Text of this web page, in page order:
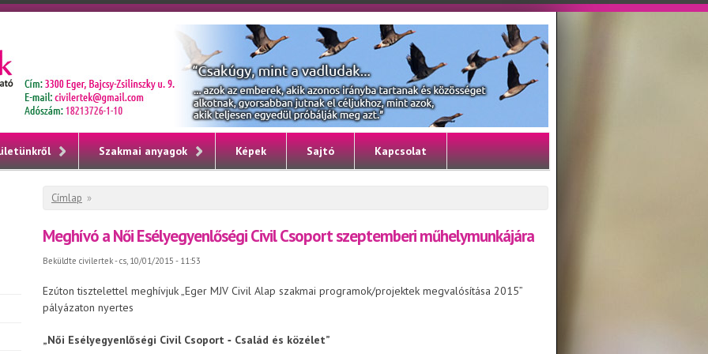
Szakmai anyagok Képek Sajtó Kapcsolat
Jelenlegi hely
Címlap »
Meghívó a Női Esélyegyenlőségi Civil Csoport szeptemberi műhelymunkájára
Beküldte civilertek- cs, 10/01/2015 - 11:53
Ezúton tisztelettel meghívjuk „Eger MJV Civil Alap szakmai programok/projektek megvalósítása 2015”
pályázaton nyertes
„Női Esélyegyenlőségi Civil Csoport ­­­­­‑ Család és közélet”